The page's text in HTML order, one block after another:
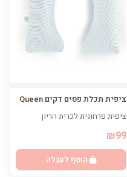
ציפית תכלת פסים דקים Queen
ציפית פרחונית לכרית הריון
₪99
הוסף לעגלה